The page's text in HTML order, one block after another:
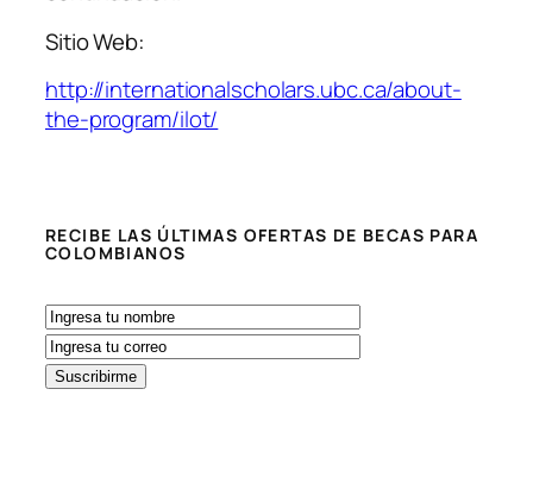
Sitio Web:
http://internationalscholars.ubc.ca/about-
the-program/ilot/
RECIBE LAS ÚLTIMAS OFERTAS DE BECAS PARA
COLOMBIANOS